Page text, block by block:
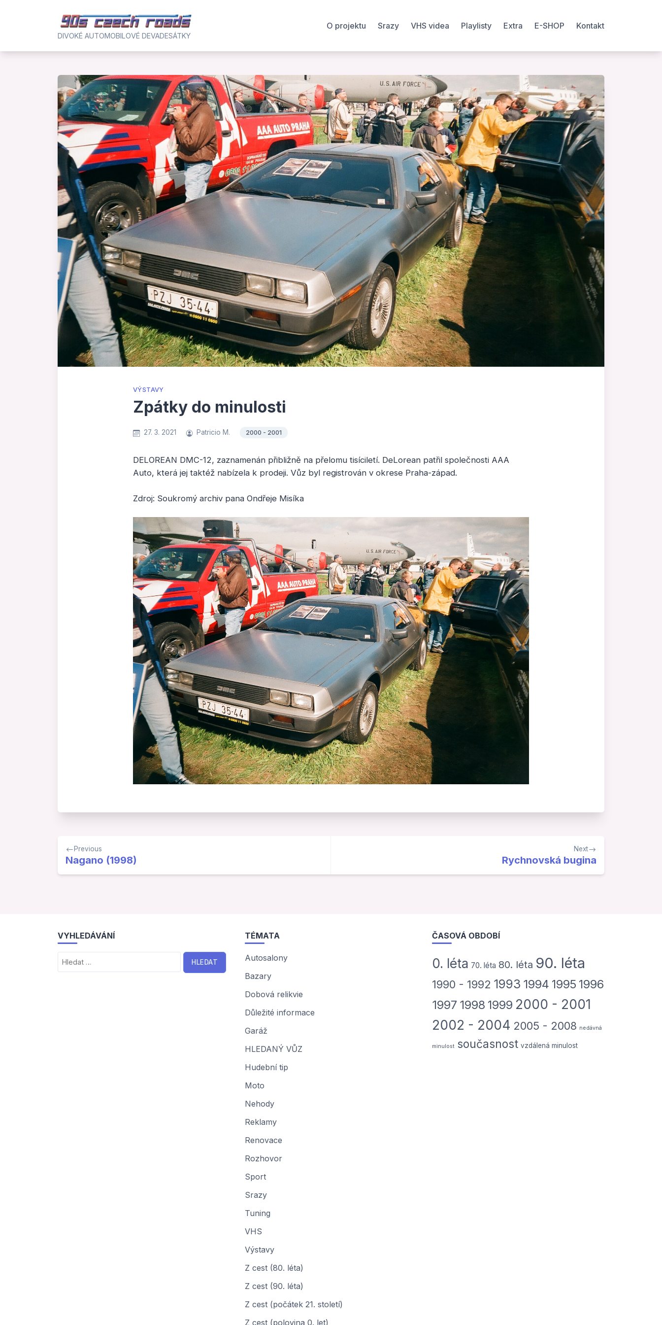
DIVOKÉ AUTOMOBILOVÉ DEVADESÁTKY
O projektu Srazy VHS videa Playlisty Extra E-SHOP Kontakt
VÝSTAVY
Zpátky do minulosti
27. 3. 2021 Patricio M. 2000 - 2001
DELOREAN DMC-12, zaznamenán přibližně na přelomu tisíciletí. DeLorean patřil společnosti AAA
Auto, která jej taktéž nabízela k prodeji. Vůz byl registrován v okrese Praha-západ.
Zdroj: Soukromý archiv pana Ondřeje Misíka
Navigace
pro
příspěvek
Previous
Nagano (1998)
Next
Rychnovská bugina
VYHLEDÁVÁNÍ
Vyhledávání
TÉMATA
Autosalony
Bazary
Dobová relikvie
Důležité informace
Garáž
HLEDANÝ VŮZ
Hudební tip
Moto
Nehody
Reklamy
Renovace
Rozhovor
Sport
Srazy
Tuning
VHS
Výstavy
Z cest (80. léta)
Z cest (90. léta)
Z cest (počátek 21. století)
Z cest (polovina 0. let)
ČASOVÁ OBDOBÍ
0. léta 70. léta 80. léta 90. léta
1990 - 1992 1993 1994 1995 1996
1997 1998 1999 2000 - 2001
2002 - 2004 2005 - 2008 nedávná
minulost současnost vzdálená minulost